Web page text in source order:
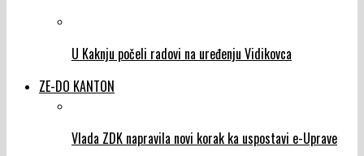
U Kaknju počeli radovi na uređenju Vidikovca
ZE-DO KANTON
Vlada ZDK napravila novi korak ka uspostavi e-Uprave